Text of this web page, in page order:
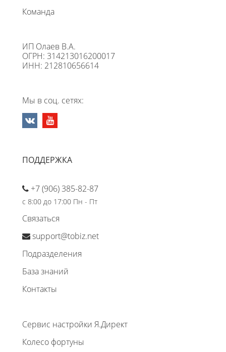
Команда
ИП Олаев В.А.
ОГРН: 314213016200017
ИНН: 212810656614
Мы в соц. сетях:
ПОДДЕРЖКА
+7 (906) 385-82-87
с 8:00 до 17:00 Пн - Пт
Связаться
support@tobiz.net
Подразделения
База знаний
Контакты
Сервис настройки Я.Директ
Колесо фортуны